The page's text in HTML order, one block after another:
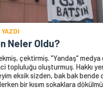
Neler Oldu?
çektirmiş. "Yandaş" medya
topluluğu oluşturmuş. Hakkı
eksik sizden, bak bak bende
bir kısım sokaklara